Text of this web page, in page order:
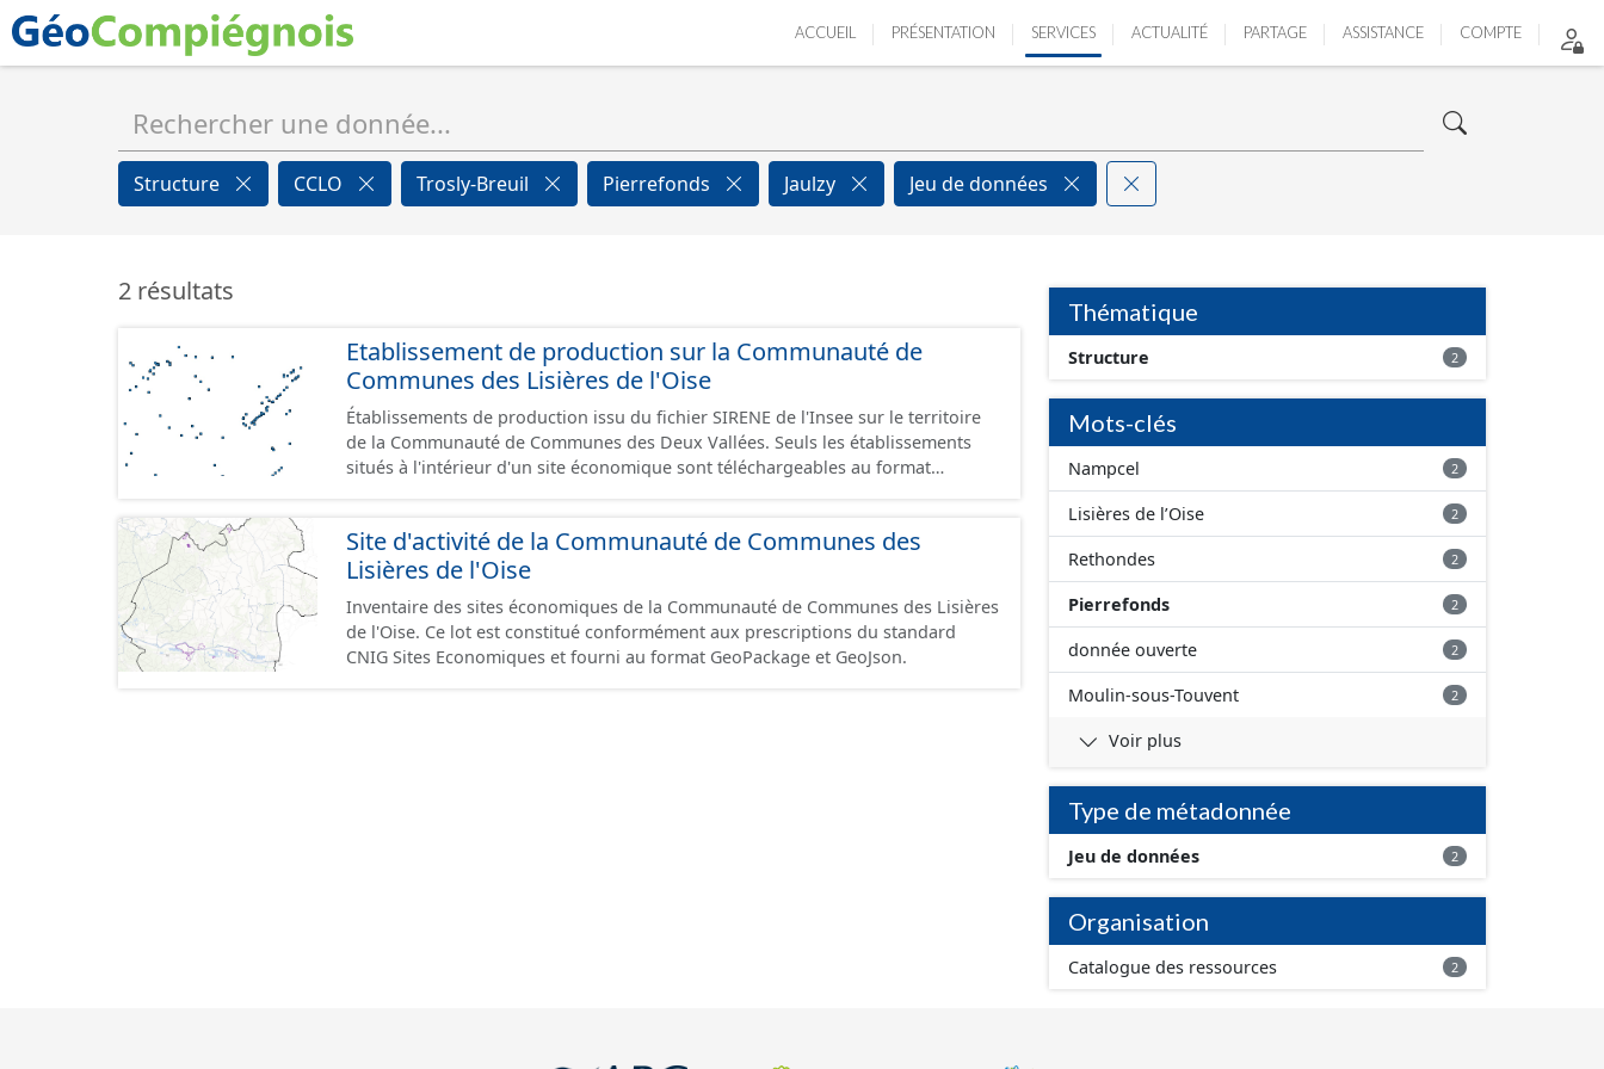
ACCUEIL PRÉSENTATION SERVICES ACTUALITÉ PARTAGE ASSISTANCE COMPTE
Structure CCLO Trosly-Breuil Pierrefonds Jaulzy Jeu de données
2 résultats
Etablissement de production sur la Communauté de
Communes des Lisières de l'Oise
Établissements de production issu du fichier SIRENE de l'Insee sur le territoire
de la Communauté de Communes des Deux Vallées. Seuls les établissements
situés à l'intérieur d'un site économique sont téléchargeables au format
terrains à vocation économique à ce jour. Il est filtré au-delà des prescriptions
du CNIG se limitant aux SCI.
Site d'activité de la Communauté de Communes des
Lisières de l'Oise
Inventaire des sites économiques de la Communauté de Communes des Lisières
de l'Oise. Ce lot est constitué conformément aux prescriptions du standard
CNIG Sites Economiques et fourni au format GeoPackage et GeoJson.
Thématique
Structure 2
Mots-clés
Nampcel 2
Lisières de l’Oise 2
Rethondes 2
Pierrefonds 2
donnée ouverte 2
Moulin-sous-Touvent 2
Voir plus
Type de métadonnée
Jeu de données 2
Organisation
Catalogue des ressources 2